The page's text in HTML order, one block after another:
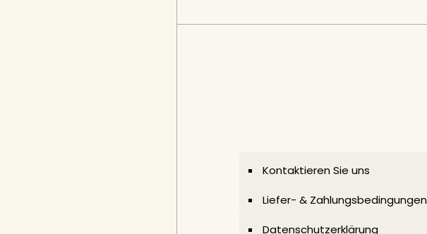
Kontaktieren Sie uns
Liefer- & Zahlungsbedingungen
Datenschutzerklärung